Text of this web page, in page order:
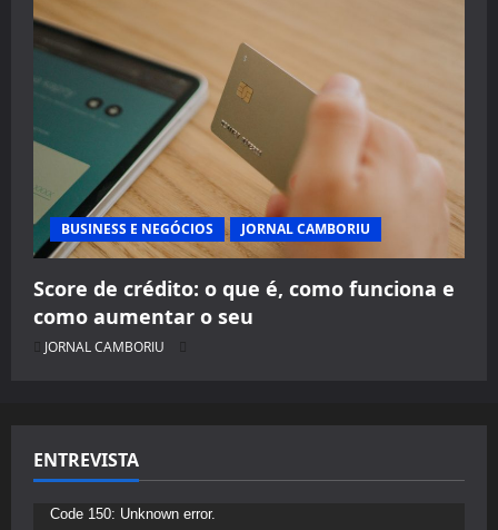
BUSINESS E NEGÓCIOS JORNAL CAMBORIU
Score de crédito: o que é, como funciona e
como aumentar o seu
JORNAL CAMBORIU
ENTREVISTA
Tocador
Code 150: Unknown error.